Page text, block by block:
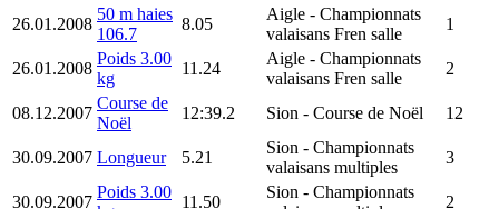
26.01.2008
50 m haies
106.7
8.05
Aigle - Championnats
valaisans Fren salle
1
26.01.2008
Poids 3.00
kg
11.24
Aigle - Championnats
valaisans Fren salle
2
08.12.2007
Course de
Noël
12:39.2 Sion - Course de Noël 12
30.09.2007 Longueur 5.21
Sion - Championnats
valaisans multiples
3
30.09.2007
Poids 3.00
11.50
Sion - Championnats
2